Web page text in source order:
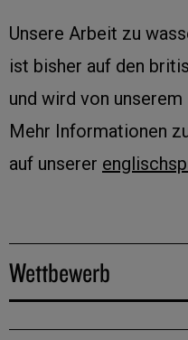
Unsere Arbeit zu
ist bisher auf den
und wird von
Mehr Informationen
auf unserer
Wettbewerb